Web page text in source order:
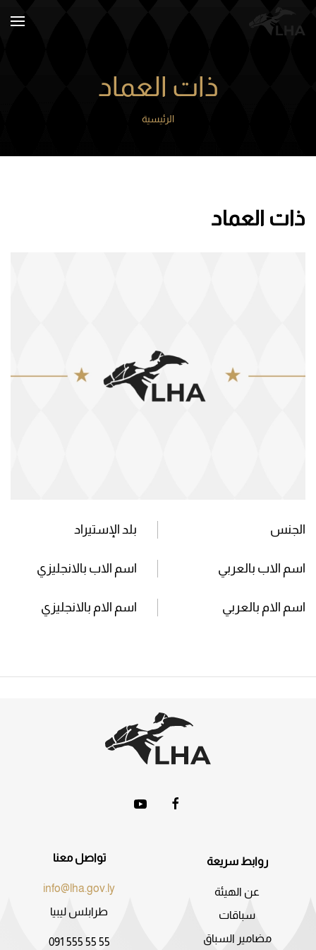
ذات العماد
الرئيسية
ذات العماد
الجنس بلد الإستيراد
اسم الاب بالعربي اسم الاب بالانجليزي
اسم الام بالعربي اسم الام بالانجليزي
روابط سريعة
عن الهيئة
سباقات
مضامير السباق
تواصل معنا
info@lha.gov.ly
طرابلس ليبيا
091 555 55 55